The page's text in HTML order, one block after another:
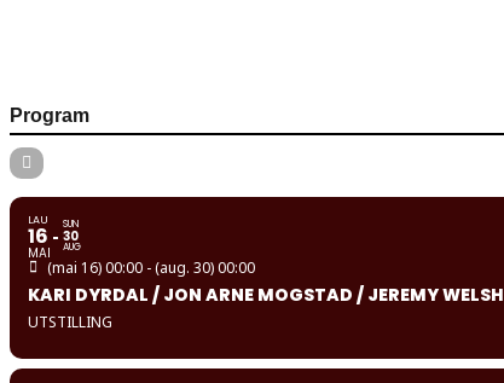
Program
LAU
16
MAI
SUN
30
AUG
(mai 16) 00:00 - (aug. 30) 00:00
KARI DYRDAL / JON ARNE MOGSTAD / JEREMY WELSH
UTSTILLING